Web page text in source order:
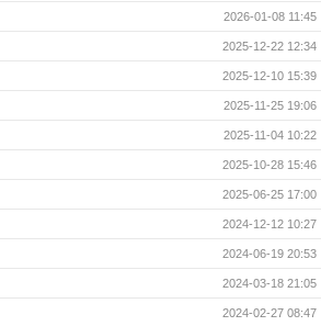
2026-01-08 11:45
2025-12-22 12:34
2025-12-10 15:39
2025-11-25 19:06
2025-11-04 10:22
2025-10-28 15:46
2025-06-25 17:00
2024-12-12 10:27
2024-06-19 20:53
2024-03-18 21:05
2024-02-27 08:47